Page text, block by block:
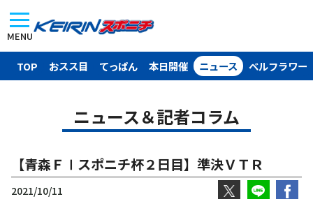
MENU
TOP おスス目 てっぱん 本日開催 ニュース ベルフラワー
ニュース＆記者コラム
【青森ＦⅠスポニチ杯２日目】準決ＶＴＲ
2021/10/11